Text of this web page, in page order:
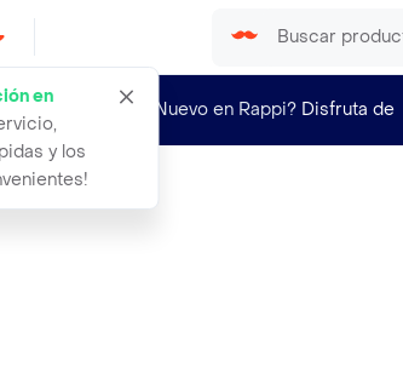
en
y los
¿Nuevo en Rappi? Disfruta de
love